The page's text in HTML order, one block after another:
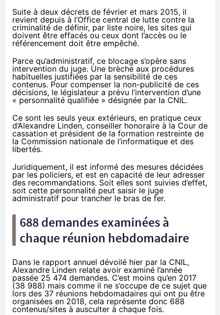
Suite à deux décrets de février et mars 2015, il
revient depuis à l’Office central de lutte contre la
criminalité de définir, par liste noire, les sites qui
doivent être effacés ou ceux dont l’accès ou le
référencement doit être empêché.
Parce qu’administratif, ce blocage s’opère sans
intervention du juge. Une brèche aux procédures
habituelles justifiées par la sensibilité de ces
contenus. Pour compenser la non-publicité de ces
décisions, le législateur a prévu l’intervention d’une
« personnalité qualifiée » désignée par la CNIL.
Ce sont les seuls yeux extérieurs, en pratique ceux
d’Alexandre Linden, conseiller honoraire à la Cour de
cassation et président de la formation restreinte de
la Commission nationale de l’informatique et des
libertés.
Juridiquement, il est informé des mesures décidées
par les policiers, et est en capacité de leur adresser
des recommandations. Soit elles sont suivies d’effet,
soit cette personnalité peut saisir le juge
administratif pour trancher le bras de fer.
688 demandes examinées à
chaque réunion hebdomadaire
Dans le rapport annuel dévoilé hier par la CNIL,
Alexandre Linden relate avoir examiné l’année
passée 25 474 demandes. C’est moins qu’en 2017
(38 988) mais comme il ne s’occupe de ce sujet que
lors des 37 réunions hebdomadaires qui ont pu être
organisées en 2018, cela représente donc 688
contenus/sites à ausculter à chaque fois.